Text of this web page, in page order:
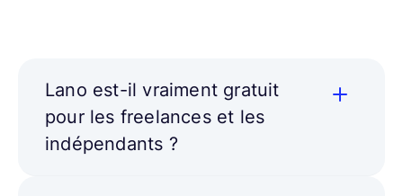
Lano est-il vraiment gratuit
pour les freelances et les
indépendants ?